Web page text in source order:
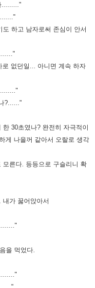
........."
하고 남자로써 존심이 안서
없던일... 아니면 계속 하자
?......"
30초였나? 완전히 자극적이
게 나을꺼 같아서 오랄로 생각
모른다. 등등으로 구슬리니 확
가 꿇어앉아서
을 먹었다.